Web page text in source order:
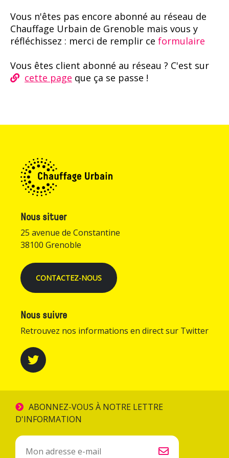
Vous n'êtes pas encore abonné au réseau de
Chauffage Urbain de Grenoble mais vous y
réfléchissez : merci de remplir ce formulaire
Vous êtes client abonné au réseau ? C'est sur
cette page que ça se passe !
Nous situer
25 avenue de Constantine
38100 Grenoble
CONTACTEZ-NOUS
Nous suivre
Retrouvez nos informations en direct sur Twitter
ABONNEZ-VOUS À NOTRE LETTRE
D'INFORMATION
Inscription